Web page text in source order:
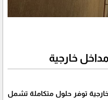
خارجية
توفر حلول متكاملة تشمل